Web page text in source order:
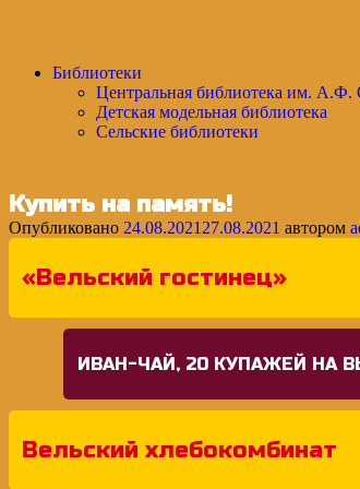
Библиотеки
Центральная библиотека им. А.Ф.
Детская модельная библиотека
Сельские библиотеки
Купить на память!
Опубликовано 24.08.2021 27.08.2021 автором
«Вельский гостинец»
ИВАН-ЧАЙ, 20 КУПАЖЕЙ НА
Вельский хлебокомбинат